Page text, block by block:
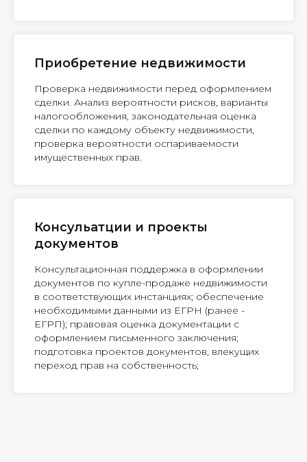
Приобретение недвижимости
Проверка недвижимости перед оформлением
сделки. Анализ вероятности рисков, варианты
налогообложения, законодательная оценка
сделки по каждому объекту недвижимости,
проверка вероятности оспариваемости
имущественных прав.
Консульатции и проекты
документов
Консультационная поддержка в оформлении
документов по купле-продаже недвижимости
в соответствующих инстанциях; обеспечение
необходимыми данными из ЕГРН (ранее -
ЕГРП); правовая оценка документации с
оформлением письменного заключения;
подготовка проектов документов, влекущих
переход прав на собственность;